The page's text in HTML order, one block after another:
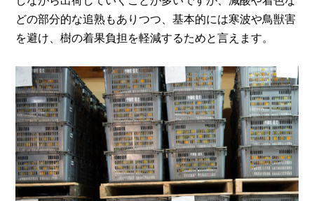
どの部分的な追熟もありつつ、基本的には寒波や鳥獣害
を避け、樹の着果負担を軽減するためと言えます。